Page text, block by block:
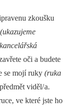
zkoušku
(ukazujeme
oči a budete
se mojí ruky (ruka
viděl/ a.
ve které jste ho